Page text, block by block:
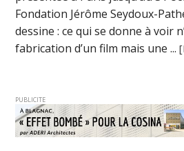
Fondation Jérôme Seydoux-
dessine : ce qui se donne à voir
fabrication d’un film mais une ...
PUBLICITE